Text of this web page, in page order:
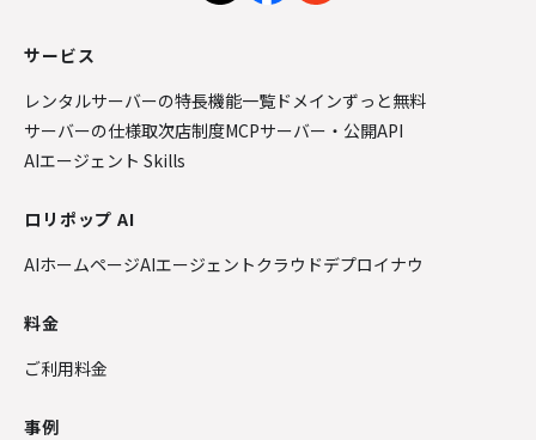
サービス
レンタルサーバーの特長機能一覧 ドメインずっと無料
サーバーの仕様取次店制度MCPサーバー・公開API
AIエージェント Skills
ロリポップ AI
AIホームページAIエージェントクラウドデプロイナウ
料金
ご利用料金
事例